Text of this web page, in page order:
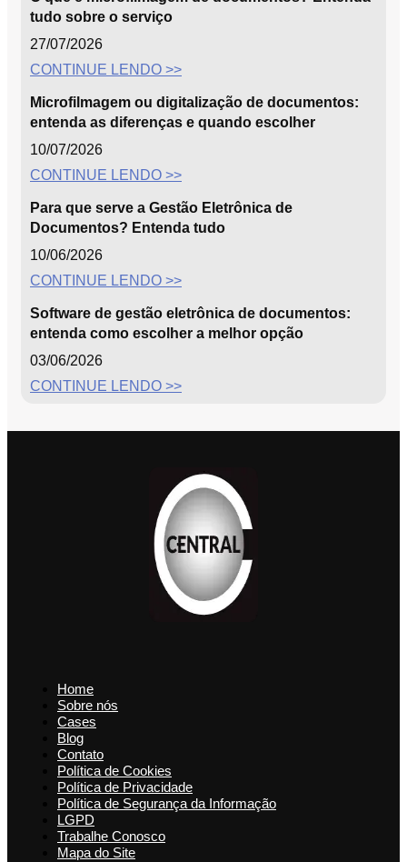
tudo sobre o serviço
27/07/2026
CONTINUE LENDO >>
Microfilmagem ou digitalização de documentos:
entenda as diferenças e quando escolher
10/07/2026
CONTINUE LENDO >>
Para que serve a Gestão Eletrônica de
Documentos? Entenda tudo
10/06/2026
CONTINUE LENDO >>
Software de gestão eletrônica de documentos:
entenda como escolher a melhor opção
03/06/2026
CONTINUE LENDO >>
Home
Sobre nós
Cases
Blog
Contato
Política de Cookies
Política de Privacidade
Política de Segurança da Informação
LGPD
Trabalhe Conosco
Mapa do Site